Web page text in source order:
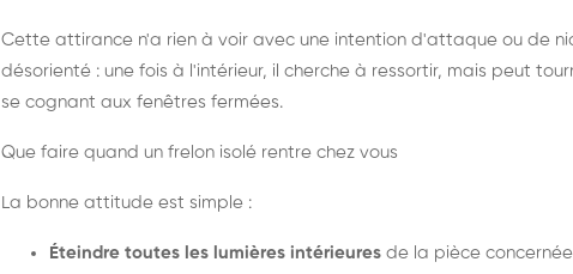
Cette attirance n'a rien à voir avec une intention d'attaque ou de
désorienté : une fois à l'intérieur, il cherche à ressortir, mais peut
se cognant aux fenêtres fermées.
Que faire quand un frelon isolé rentre chez vous
La bonne attitude est simple :
Éteindre toutes les lumières intérieures de la pièce concernée